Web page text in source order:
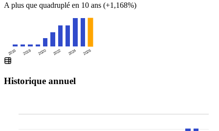
A plus que quadruplé en 10 ans (+1,168%)
2016 2018 2020 2022 2024 2026
Historique annuel